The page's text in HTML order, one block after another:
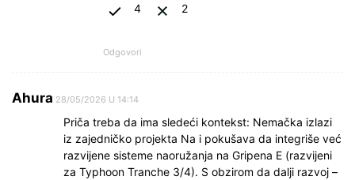
4 2
Odgovori
Ahura 28/05/2026 U 14:14
Priča treba da ima sledeći kontekst: Nemačka izlazi
iz zajedničko projekta Na i pokušava da integriše već
razvijene sisteme naoružanja na Gripena E (razvijeni
za Typhoon Tranche 3/4). S obzirom da dalji razvoj –